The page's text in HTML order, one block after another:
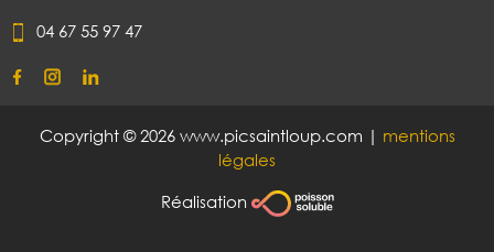
04 67 55 97 47
Copyright © 2026 www.picsaintloup.com | mentions
légales
Réalisation